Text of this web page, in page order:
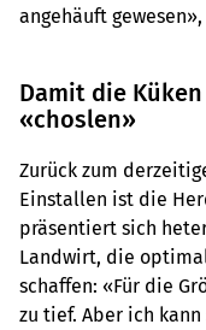
angehäuft
Damit die
«choslen»
Zurück zum
Einstallen ist die
präsentiert sich
Landwirt, die
schaffen: «Für die
zu tief. Aber ich